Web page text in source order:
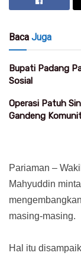
Baca Juga
Bupati Padang
Sosial
Operasi Patuh
Gandeng
Pariaman –
Mahyuddin
masing-masing.
Hal itu